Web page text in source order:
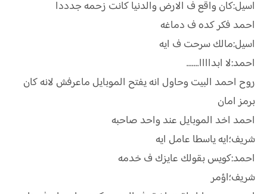
اسيل:كان واقع ف الارض والدنيا كانت زحمه جدددا
احمد فكر كده ف دماغه
اسيل:مالك سرحت ف ايه
احمد:لا ابداااا.......
روح احمد البيت وحاول انه يفتح الموبايل ماعرفش لانه كان
برمز امان
احمد اخد الموبايل عند واحد صاحبه
شريف؛ايه ياسطا عامل ايه
احمد:كويس بقولك عايزك ف خدمه
شريف؛اؤمر